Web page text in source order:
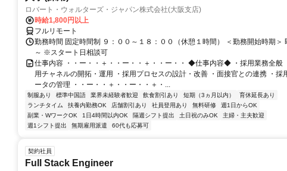
ロバート・ウォルターズ・ジャパン株式会社(大阪支店)
時給1,800円以上
フルリモート
勤務時間 固定時間制 ９：００～１８：００（休憩１時間） ＜勤務開始時期＞
～ ※スタート日相談可
仕事内容 ・・ー・・＋・・ー・・＋・・ー・・ ◆仕事内容◆ ・採用業務全般
用チャネルの開拓・運用 ・採用プロセスの設計・改善 ・面接官との連携 ・採
ータの管理 ・・ー・・＋・・ー・・＋・...
制服あり 標準中国語 業界未経験者歓迎 飲食割引あり 短期（3ヵ月以内）
育休延長あり
ランチタイム
扶養内勤務OK 店舗割引あり 社員登用あり 無料研修
週1日からOK
副業・WワークOK
1日4時間以内OK 隔週シフト提出 土日祝のみOK
主婦・主夫歓迎
週1シフト提出
無期雇用派遣 60代も応募可
契約社員
Full Stack Engineer